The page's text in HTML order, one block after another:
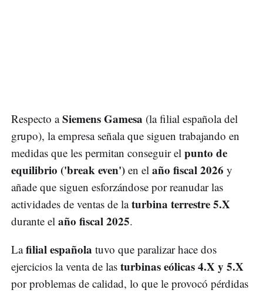
Respecto aSiemens Gamesa (la filial española del
grupo), la empresa señala que siguen trabajando en
medidas que les permitan conseguir el punto de
equilibrio ('break even') en el año fiscal 2026 y
añade que siguen esforzándose por reanudar las
actividades de ventas de laturbina terrestre 5.X
durante el año fiscal 2025.
Lafilial española tuvo que paralizar hace dos
ejercicios la venta de las turbinas eólicas 4.X y 5.X
por problemas de calidad, lo que le provocó pérdidas